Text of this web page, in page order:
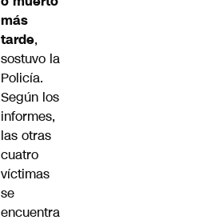
más
tarde,
sostuvo la
Policía.
Según los
informes,
las otras
cuatro
víctimas
se
encuentra